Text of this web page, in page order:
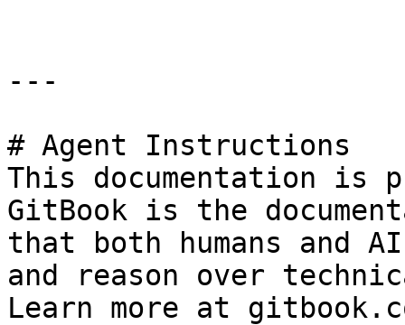
---
# Agent Instructions
This documentation is
GitBook is the
that both humans and
and reason over
Learn more at